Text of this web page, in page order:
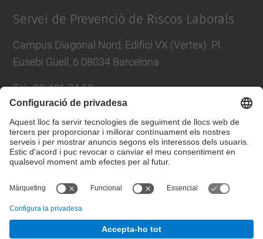
Servei de Prevenció de Riscos Laborals
Campus Diagonal Nord, Edifici VX (Vèrtex). Pl.
Eusebi Güell, 6 08034 Barcelona
Tel.:93 401 74 50
Directori UPC
Formulari de contacte
Servei de Prevenció de Riscos Laborals